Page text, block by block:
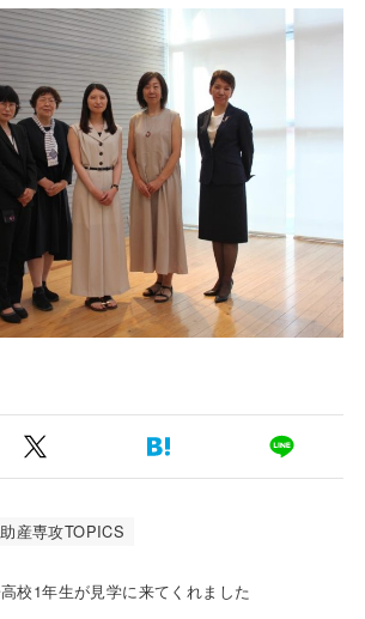
産専攻TOPICS
校1年生が見学に来てくれました